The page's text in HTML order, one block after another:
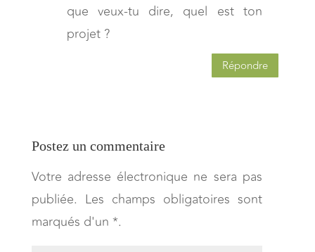
que veux-tu dire, quel est ton
projet ?
Répondre
Postez un commentaire
Votre adresse électronique ne sera pas
publiée. Les champs obligatoires sont
marqués d'un *.